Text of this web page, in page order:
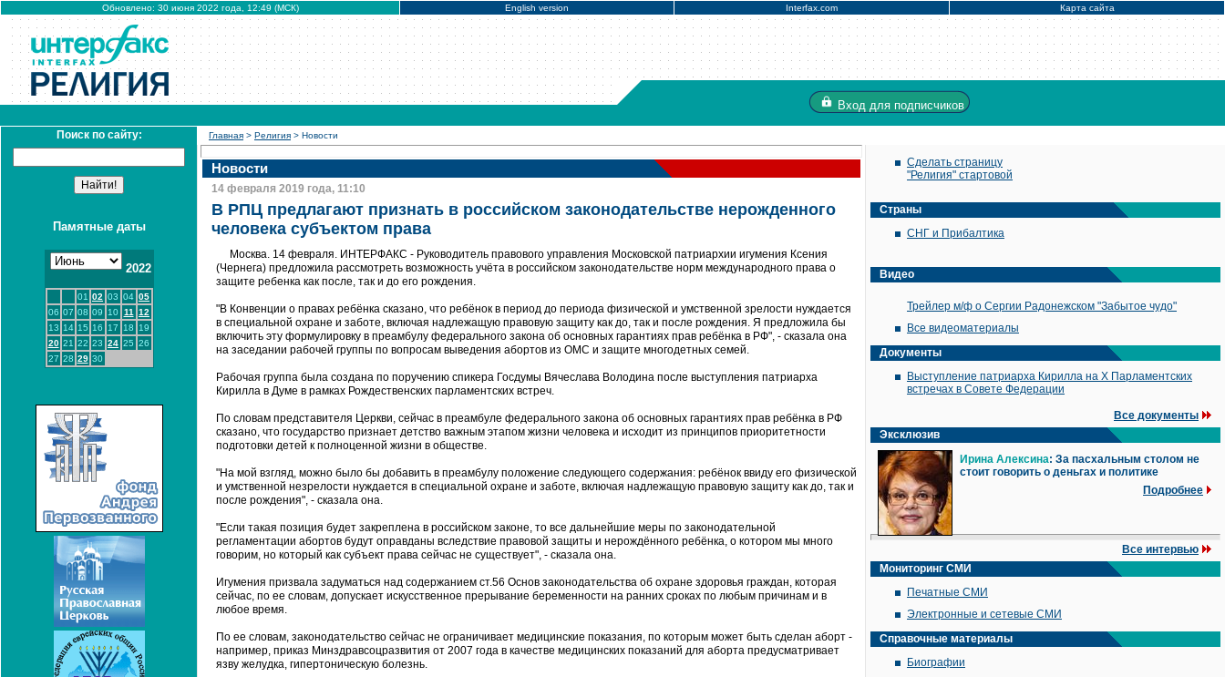
Обновлено: 30 июня 2022 года, 12:49 (МСК) English version Interfax.com Карта сайта
Вход для подписчиков
Поиск по сайту:
Памятные даты
2022
01 02 03 04 05
06 07 08 09 10 11
12
13 14 15 16 17 18
19
20 21 22 23 24 25 26
27 28 29 30
Главная > Религия > Новости
Новости
14 февраля 2019 года, 11:10
В РПЦ предлагают признать в российском законодательстве нерожденного
человека субъектом права
Москва. 14 февраля. ИНТЕРФАКС - Руководитель правового управления Московской патриархии игумения Ксения
(Чернега) предложила рассмотреть возможность учёта в российском законодательстве норм международного права о
защите ребенка как после, так и до его рождения.
"В Конвенции о правах ребёнка сказано, что ребёнок в период до периода физической и умственной зрелости нуждается
в специальной охране и заботе, включая надлежащую правовую защиту как до, так и после рождения. Я предложила бы
включить эту формулировку в преамбулу федерального закона об основных гарантиях прав ребёнка в РФ", - сказала она
на заседании рабочей группы по вопросам выведения абортов из ОМС и защите многодетных семей.
Рабочая группа была создана по поручению спикера Госдумы Вячеслава Володина после выступления патриарха
Кирилла в Думе в рамках Рождественских парламентских встреч.
По словам представителя Церкви, сейчас в преамбуле федерального закона об основных гарантиях прав ребёнка в РФ
сказано, что государство признает детство важным этапом жизни человека и исходит из принципов приоритетности
подготовки детей к полноценной жизни в обществе.
"На мой взгляд, можно было бы добавить в преамбулу положение следующего содержания: ребёнок ввиду его физической
и умственной незрелости нуждается в специальной охране и заботе, включая надлежащую правовую защиту как до, так и
после рождения", - сказала она.
"Если такая позиция будет закреплена в российском законе, то все дальнейшие меры по законодательной
регламентации абортов будут оправданы вследствие правовой защиты и нерождённого ребёнка, о котором мы много
говорим, но который как субъект права сейчас не существует", - сказала она.
Игумения призвала задуматься над содержанием ст.56 Основ законодательства об охране здоровья граждан, которая
сейчас, по ее словам, допускает искусственное прерывание беременности на ранних сроках по любым причинам и в
любое время.
По ее словам, законодательство сейчас не ограничивает медицинские показания, по которым может быть сделан аборт -
например, приказ Минздравсоцразвития от 2007 года в качестве медицинских показаний для аборта предусматривает
язву желудка, гипертоническую болезнь.
Сделать страницу
"Религия" стартовой
Страны
СНГ и Прибалтика
Видео
Трейлер м/ф о Сергии Радонежском "Забытое чудо"
Все видеоматериалы
Документы
Выступление патриарха Кирилла на X Парламентских
встречах в Совете Федерации
Все документы
Эксклюзив
Ирина Алексина: За пасхальным столом не
стоит говорить о деньгах и политике
Подробнее
Все интервью
Мониторинг СМИ
Печатные СМИ
Электронные и сетевые СМИ
Справочные материалы
Биографии